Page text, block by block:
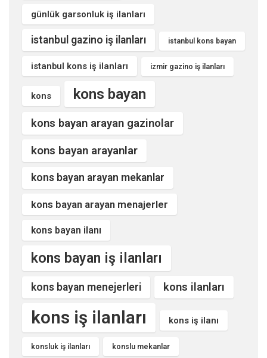
günlük garsonluk iş ilanları
istanbul gazino iş ilanları istanbul kons bayan
istanbul kons iş ilanları izmir gazino iş ilanları
kons kons bayan
kons bayan arayan gazinolar
kons bayan arayanlar
kons bayan arayan mekanlar
kons bayan arayan menajerler
kons bayan ilanı
kons bayan iş ilanları
kons bayan menejerleri kons ilanları
kons iş ilanları kons iş ilanı
konsluk iş ilanları konslu mekanlar